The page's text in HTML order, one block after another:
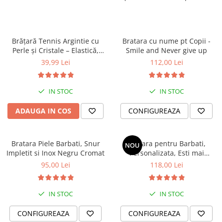
aspectul impecabil în timp.
Întreținere ușoară: Ușor de curățat, păstrându-și strălucirea
de-a lungul anilor.
Calitate de durată
: Construită pentru a te însoți în
Utilizare:
Brățara este flexibilă datorită sistemului de prindere cu clăpițe,
Pentru a micșora brățara:
deschide clăpițele cu un instrument metalic ascuțit
Brățară Tennis Argintie cu
Perle și Cristale – Elastică,
Damă, Cadou
39,99 Lei
IN STOC
ADAUGA IN COS
Bratara cu nume pt Copii -
Smile and Never give up
112,00 Lei
IN STOC
CONFIGUREAZA
Bratara Piele Barbati, Snur
Impletit si Inox Negru Cromat
95,00 Lei
IN STOC
CONFIGUREAZA
NOU
Bratara pentru Barbati,
Personalizata, Esti mai
puternic si mai iubit
118,00 Lei
IN STOC
CONFIGUREAZA